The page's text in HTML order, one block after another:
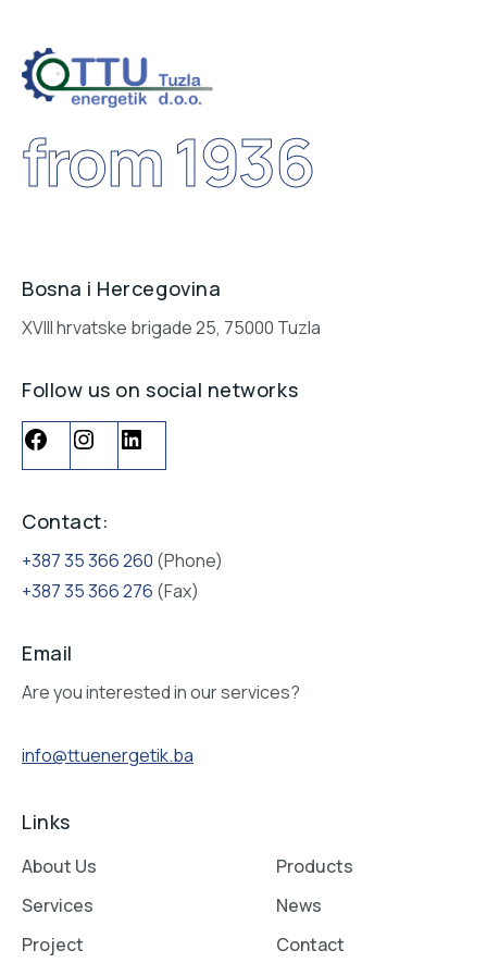
from 1936
Bosna i Hercegovina
XVIII hrvatske brigade 25, 75000 Tuzla
Follow us on social networks
FacebookInstagram
Contact:
+387 35 366 260 (Phone)
+387 35 366 276 (Fax)
Email
Are you interested in our services?
info@ttuenergetik.ba
Links
About Us
Services
Project
Products
News
Contact